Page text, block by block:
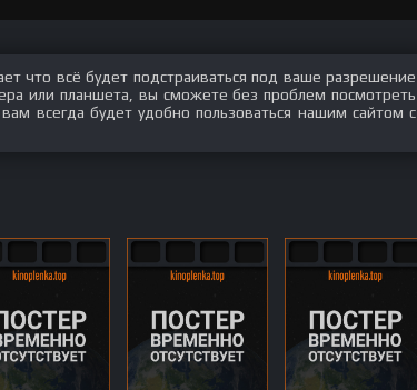
что всё будет подстраиваться под ваше разрешение
или планшета, вы сможете без проблем посмотреть
всегда будет удобно пользоваться нашим сайтом с